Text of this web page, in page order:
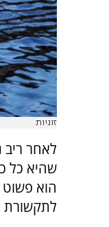
זוגיות
לאחר ריב
שהיא כל
הוא פשוט
לתקשורת